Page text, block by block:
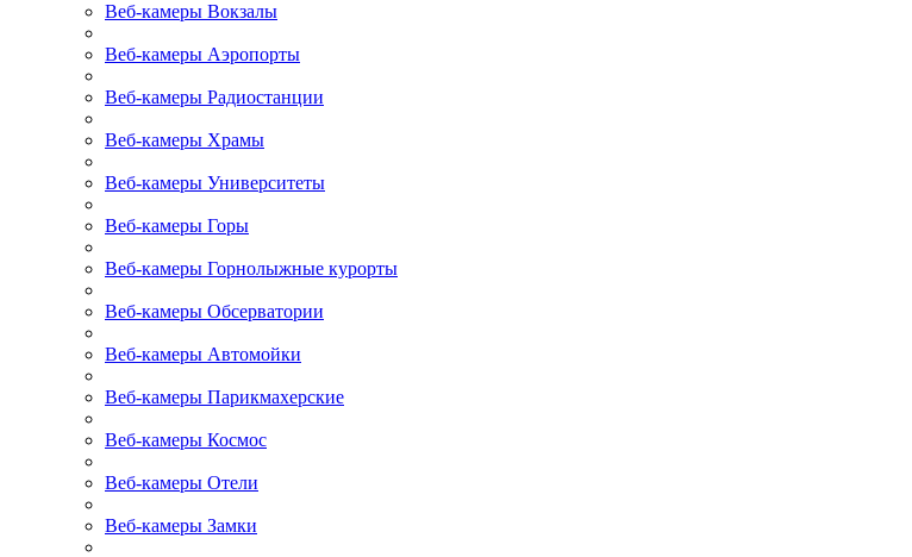
Веб-камеры Вокзалы
Веб-камеры Аэропорты
Веб-камеры Радиостанции
Веб-камеры Храмы
Веб-камеры Университеты
Веб-камеры Горы
Веб-камеры Горнолыжные курорты
Веб-камеры Обсерватории
Веб-камеры Автомойки
Веб-камеры Парикмахерские
Веб-камеры Космос
Веб-камеры Отели
Веб-камеры Замки